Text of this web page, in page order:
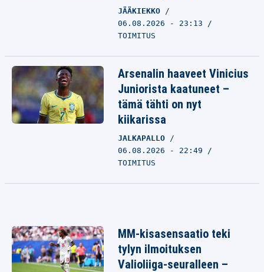
JÄÄKIEKKO
06.08.2026 - 23:13
TOIMITUS
Arsenalin haaveet Vinicius
Juniorista kaatuneet –
tämä tähti on nyt
kiikarissa
JALKAPALLO
06.08.2026 - 22:49
TOIMITUS
MM-kisasensaatio teki
tylyn ilmoituksen
Valioliiga-seuralleen –